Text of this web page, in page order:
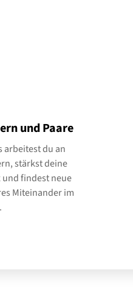
und Paare
arbeitest du an
stärkst deine
findest neue
Miteinander im